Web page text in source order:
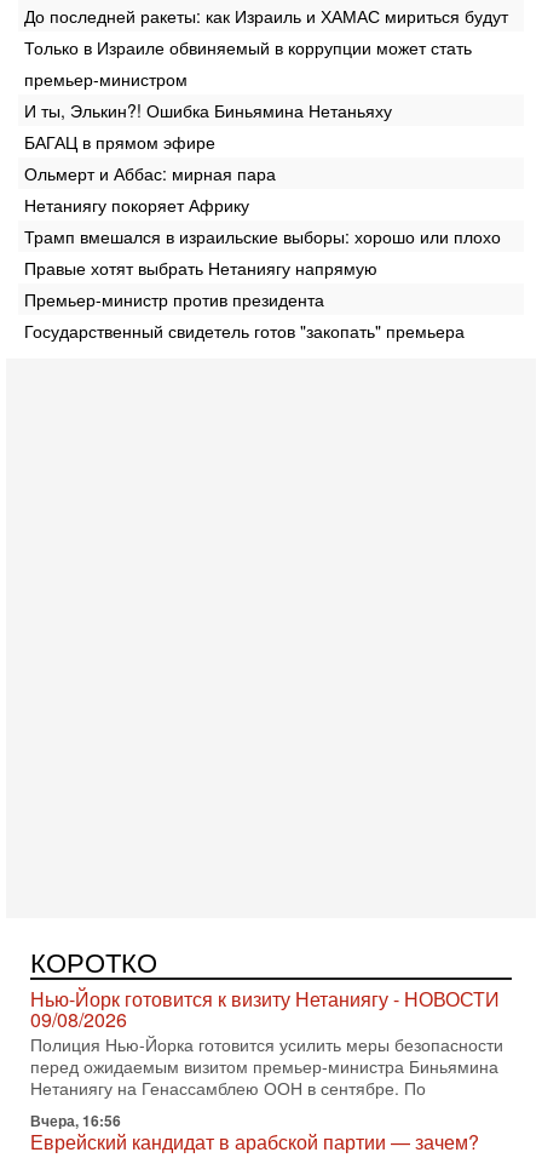
До последней ракеты: как Израиль и ХАМАС мириться будут
Только в Израиле обвиняемый в коррупции может стать
премьер-министром
И ты, Элькин?! Ошибка Биньямина Нетаньяху
БАГАЦ в прямом эфире
Ольмерт и Аббас: мирная пара
Нетаниягу покоряет Африку
Трамп вмешался в израильские выборы: хорошо или плохо
Правые хотят выбрать Нетаниягу напрямую
Премьер-министр против президента
Государственный свидетель готов "закопать" премьера
КОРОТКО
Нетаниягу на Генассамблею ООН в сентябре. По
Вчера, 16:56
Еврейский кандидат в арабской партии — зачем?
Израильская политика может получить неожиданный
поворот: еврейский кандидат — на реальном месте в
списке одной из арабских партий. Причем речь идет
7-08-2026, 16:55
Арабо-еврейская партия изменит всё? Если